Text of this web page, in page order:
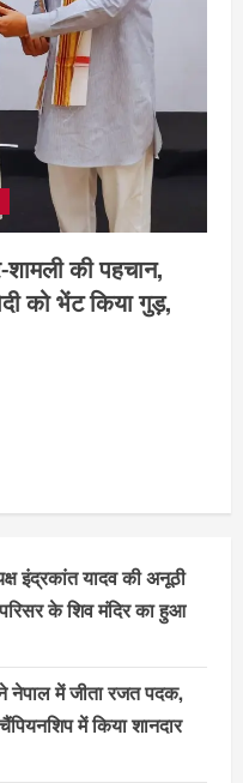
की पहचान,
को भेंट किया गुड़,
इंद्रकांत यादव की अनूठी
के शिव मंदिर का हुआ
नेपाल में जीता रजत पदक,
में किया शानदार